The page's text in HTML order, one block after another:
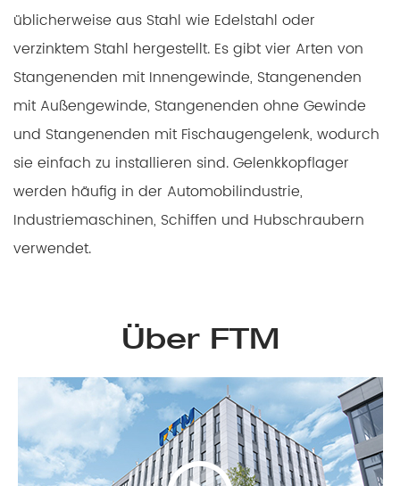
üblicherweise aus Stahl wie Edelstahl oder
verzinktem Stahl hergestellt. Es gibt vier Arten von
Stangenenden mit Innengewinde, Stangenenden
mit Außengewinde, Stangenenden ohne Gewinde
und Stangenenden mit Fischaugengelenk, wodurch
sie einfach zu installieren sind. Gelenkkopflager
werden häufig in der Automobilindustrie,
Industriemaschinen, Schiffen und Hubschraubern
verwendet.
Über FTM